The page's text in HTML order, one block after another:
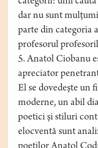
dar nu sunt
parte din categoria
profesorul
5. Anatol Ciobanu
apreciator
El se dovedeşte un
moderne, un abil
poetici şi stiluri
elocventă sunt